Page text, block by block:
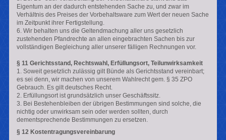
Eigentum an der dadurch entstehenden Sache zu, und zwar im
Verhältnis des Preises der Vorbehaltsware zum Wert der neuen Sache
im Zeitpunkt ihrer Fertigstellung.
6. Wir behalten uns die Geltendmachung aller uns gesetzlich
zustehenden Pfandrechte an allen eingebrachten Sachen bis zur
vollständigen Begleichung aller unserer fälligen Rechnungen vor.
§ 11 Gerichtsstand, Rechtswahl, Erfüllungsort, Teilunwirksamkeit
1. Soweit gesetzlich zulässig gilt Bünde als Gerichtsstand vereinbart;
es sei denn, wir machen von unserem Wahlrecht gem. § 35 ZPO
Gebrauch. Es gilt deutsches Recht.
2. Erfüllungsort ist grundsätzlich unser Geschäftssitz.
3. Bei Bestehenbleiben der übrigen Bestimmungen sind solche, die
nichtig oder unwirksam sein oder werden sollten, durch
dementsprechende Bestimmungen zu ersetzen.
§ 12 Kostentragungsvereinbarung